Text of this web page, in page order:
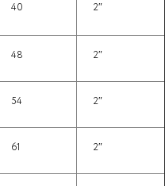
40 2″
48 2″
54 2″
61 2″